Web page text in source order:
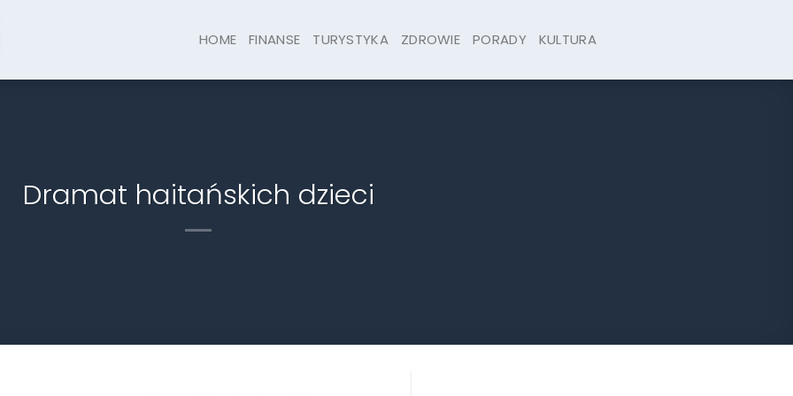
HOME FINANSE TURYSTYKA ZDROWIE PORADY KULTURA
Dramat haitańskich dzieci